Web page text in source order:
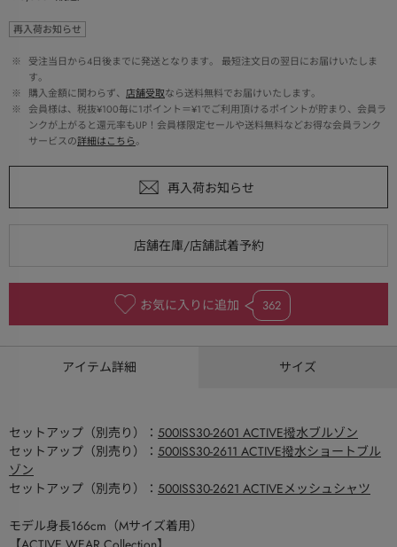
再入荷お知らせ
※
受注当日から4日後までに発送となります。 最短注文日の翌日にお届けいたしま
す。
※
購入金額に関わらず、 店舗受取なら送料無料でお届けいたします。
※
会員様は、税抜¥100毎に1ポイント＝¥1でご利用頂けるポイントが貯まり、会員ラ
ンクが上がると還元率もUP！会員様限定セールや送料無料などお得な会員ランク
サービスの詳細はこちら。
お気に入りに追加 362
アイテム詳細 サイズ
セットアップ（別売り）： 500ISS30-2601 ACTIVE撥水ブルゾン
セットアップ（別売り）： 500ISS30-2611 ACTIVE撥水ショートブル
ゾン
セットアップ（別売り）： 500ISS30-2621 ACTIVEメッシュシャツ
モデル身長166cm（Mサイズ着用）